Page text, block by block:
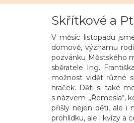
Skřítkové a
V měsíc listopadu
domově, významu
pozvánku Městského
sběratele Ing.
možnost vidět různé
hraček. Děti si také
s názvem „Řemesla“,
přišly nejen děti, ale i
prohlídku, ale i kvízy a